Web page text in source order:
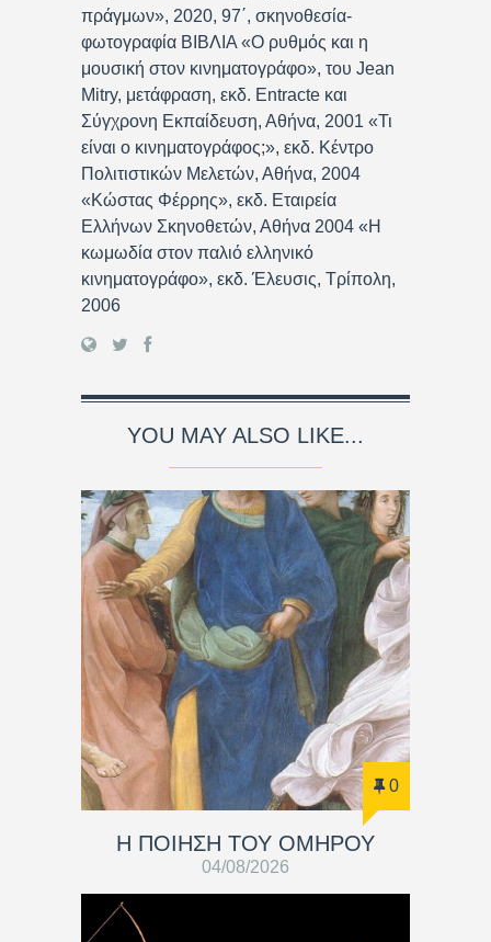
πράγμων», 2020, 97΄, σκηνοθεσία-
φωτογραφία ΒΙΒΛΙΑ «Ο ρυθμός και η
μουσική στον κινηματογράφο», του Jean
Mitry, μετάφραση, εκδ. Entracte και
Σύγχρονη Εκπαίδευση, Αθήνα, 2001 «Τι
είναι ο κινηματογράφος;», εκδ. Κέντρο
Πολιτιστικών Μελετών, Αθήνα, 2004
«Κώστας Φέρρης», εκδ. Εταιρεία
Ελλήνων Σκηνοθετών, Αθήνα 2004 «Η
κωμωδία στον παλιό ελληνικό
κινηματογράφο», εκδ. Έλευσις, Τρίπολη,
2006
YOU MAY ALSO LIKE...
0
Η ΠΟΙΗΣΗ ΤΟΥ ΟΜΗΡΟΥ
04/08/2026